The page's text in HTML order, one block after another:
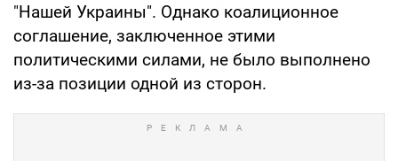
"Нашей Украины". Однако коалиционное
соглашение, заключенное этими
политическими силами, не было выполнено
из-за позиции одной из сторон.